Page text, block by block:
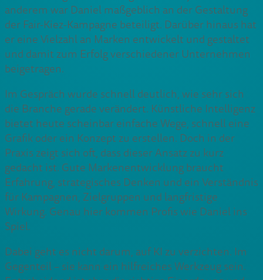
anderem war Daniel maßgeblich an der Gestaltung
der Fair-Kiez-Kampagne beteiligt. Darüber hinaus hat
er eine Vielzahl an Marken entwickelt und gestaltet
und damit zum Erfolg verschiedener Unternehmen
beigetragen.
Im Gespräch wurde schnell deutlich, wie sehr sich
die Branche gerade verändert. Künstliche Intelligenz
bietet heute scheinbar einfache Wege, schnell eine
Grafik oder ein Konzept zu erstellen. Doch in der
Praxis zeigt sich oft, dass dieser Ansatz zu kurz
gedacht ist. Gute Markenentwicklung braucht
Erfahrung, strategisches Denken und ein Verständnis
für Kampagnen, Zielgruppen und langfristige
Wirkung. Genau hier kommen Profis wie Daniel ins
Spiel.
Dabei geht es nicht darum, auf KI zu verzichten. Im
Gegenteil – sie kann ein hilfreiches Werkzeug sein.